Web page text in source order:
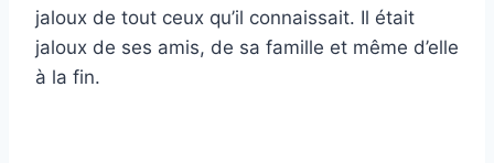
jaloux de tout ceux qu’il connaissait. Il était
jaloux de ses amis, de sa famille et même d’elle
à la fin.